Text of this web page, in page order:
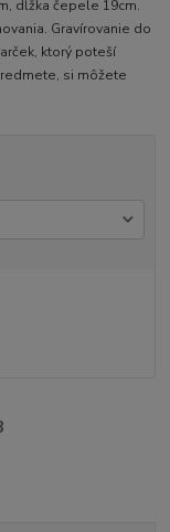
dĺžka čepele 19cm.
Gravírovanie do
ktorý poteší
si môžete